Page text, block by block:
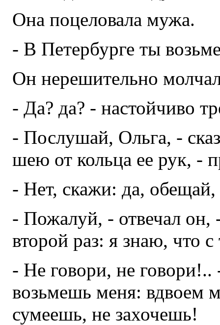
Она поцеловала мужа.
- В Петербурге ты
Он нерешительно
- Да? да? - настойчиво
- Послушай, Ольга, -
шею от кольца ее рук, -
- Нет, скажи: да, обещай,
- Пожалуй, - отвечал он,
второй раз: я знаю, что
- Не говори, не
возьмешь меня: вдвоем
сумеешь, не захочешь!